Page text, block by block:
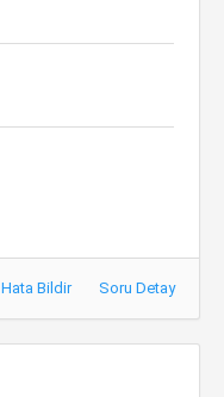
Hata Bildir Soru Detay